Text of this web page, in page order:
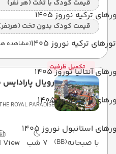
ترکیه نوروز 1405
تورهای ترکیه نوروز 1405 (مشاهده
آنتالیا نوروز 1405
آلانیا نوروز 1405
استانبول نوروز 1405
قیمت کودک با تخت (هر نفر)
قیمت کودک بدون تخت
تکمیل ظرفیت
رویال
ROYAL PARADISE
با صبحانه(BB) 7 شب View